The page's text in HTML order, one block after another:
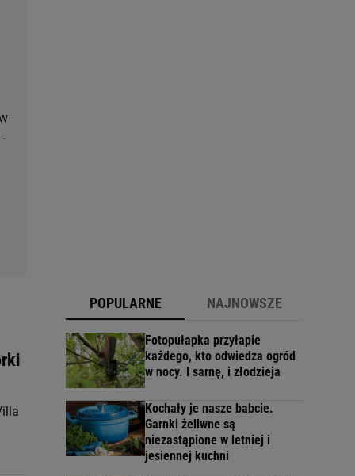
POPULARNE NAJNOWSZE
Fotopułapka przyłapie
każdego, kto odwiedza ogród
w nocy. I sarnę, i złodzieja
Kochały je nasze babcie.
Garnki żeliwne są
niezastąpione w letniej i
jesiennej kuchni